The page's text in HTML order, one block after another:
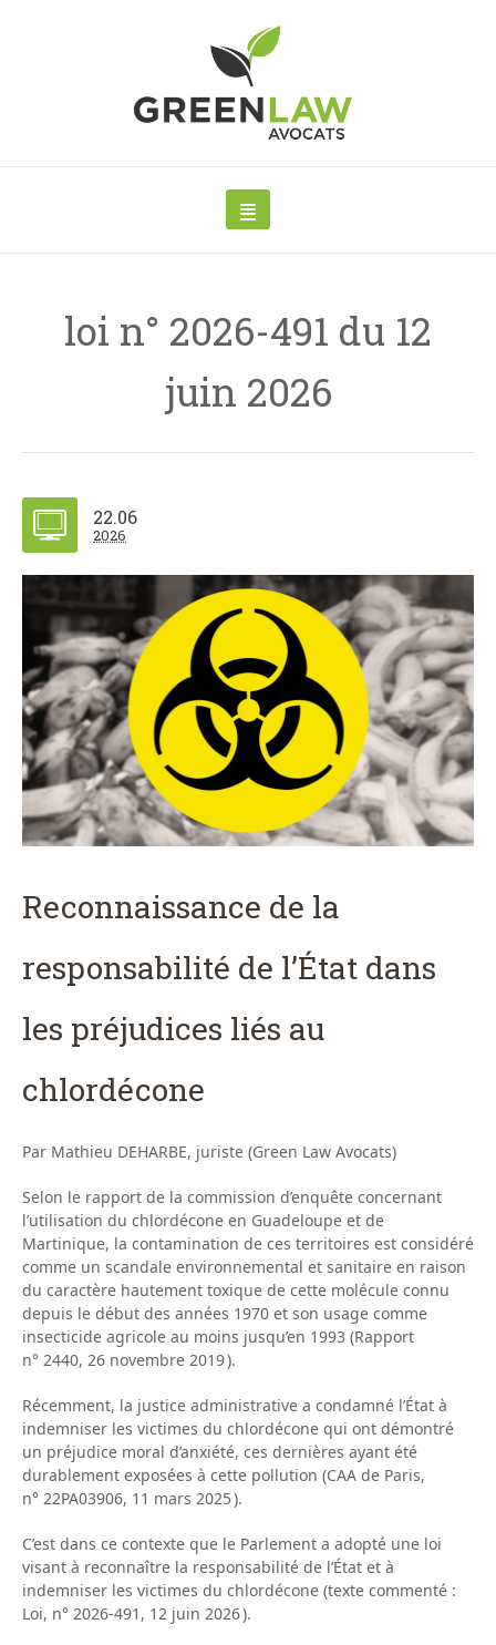
loi n° 2026-491 du 12
juin 2026
22.06
2026
Reconnaissance de la
responsabilité de l’État dans
les préjudices liés au
chlordécone
Par Mathieu DEHARBE, juriste (Green Law Avocats)
Selon le rapport de la commission d’enquête concernant
l’utilisation du chlordécone en Guadeloupe et de
Martinique, la contamination de ces territoires est considéré
comme un scandale environnemental et sanitaire en raison
du caractère hautement toxique de cette molécule connu
depuis le début des années 1970 et son usage comme
insecticide agricole au moins jusqu’en 1993 (Rapport
n° 2440, 26 novembre 2019 ).
Récemment, la justice administrative a condamné l’État à
indemniser les victimes du chlordécone qui ont démontré
un préjudice moral d’anxiété, ces dernières ayant été
durablement exposées à cette pollution (CAA de Paris,
n° 22PA03906, 11 mars 2025 ).
C’est dans ce contexte que le Parlement a adopté une loi
visant à reconnaître la responsabilité de l’État et à
indemniser les victimes du chlordécone (texte commenté :
Loi, n° 2026-491, 12 juin 2026 ).